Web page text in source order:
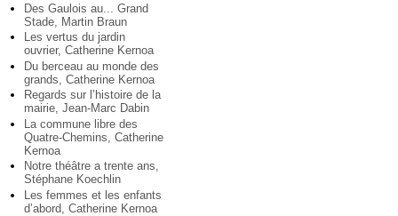
Des Gaulois au... Grand
Stade, Martin Braun
Les vertus du jardin
ouvrier, Catherine Kernoa
Du berceau au monde des
grands, Catherine Kernoa
Regards sur l’histoire de la
mairie, Jean-Marc Dabin
La commune libre des
Quatre-Chemins, Catherine
Kernoa
Notre théâtre a trente ans,
Stéphane Koechlin
Les femmes et les enfants
d’abord, Catherine Kernoa